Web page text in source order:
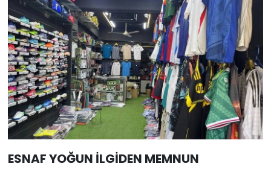
ESNAF YOĞUN İLGİDEN MEMNUN